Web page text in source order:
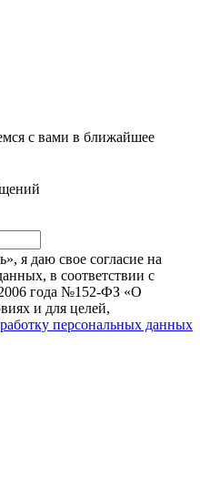
с вами в ближайшее
я даю свое согласие на
в соответствии с
года №152-ФЗ «О
и для целей,
персональных данных